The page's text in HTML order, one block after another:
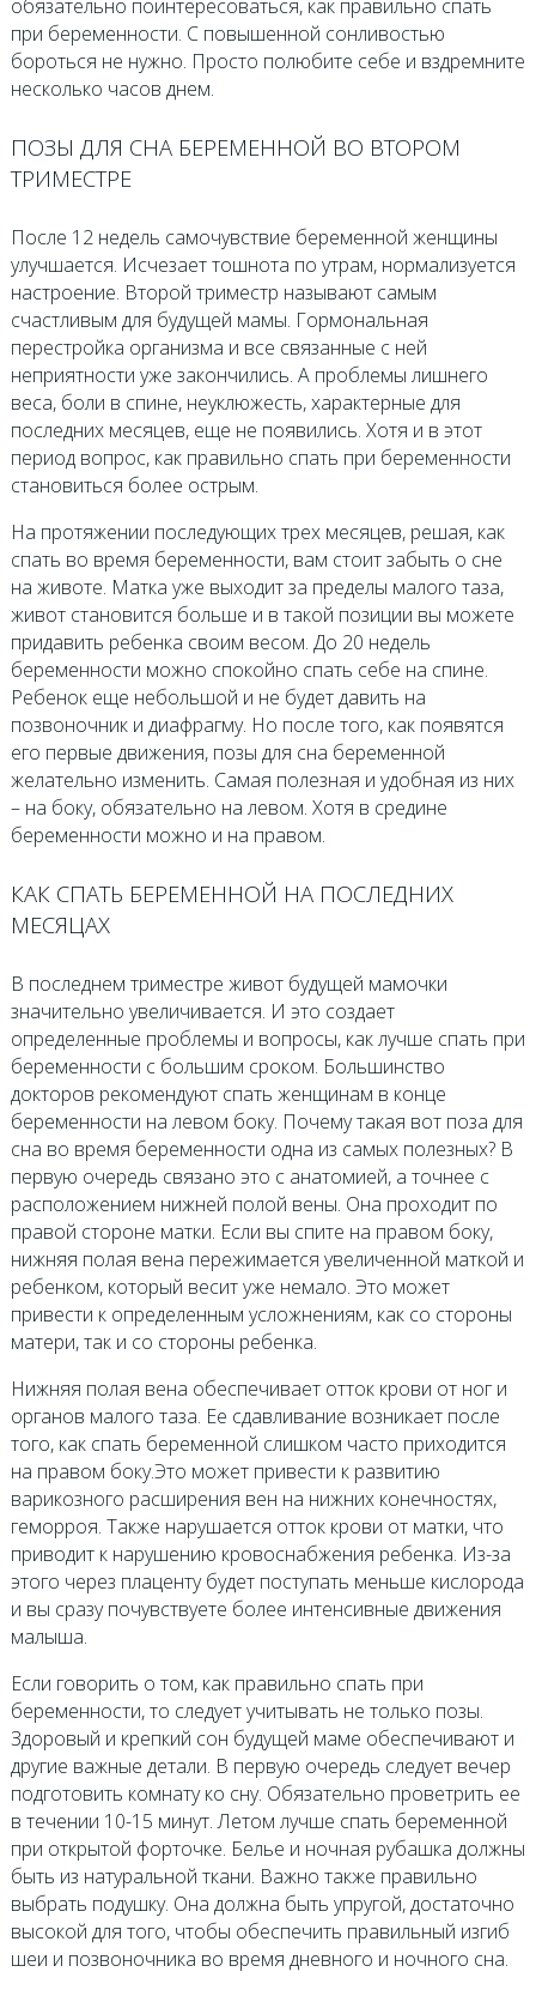
обязательно поинтересоваться, как правильно спать
при беременности. С повышенной сонливостью
бороться не нужно. Просто полюбите себе и вздремните
несколько часов днем.
ПОЗЫ ДЛЯ СНА БЕРЕМЕННОЙ ВО ВТОРОМ
ТРИМЕСТРЕ
После 12 недель самочувствие беременной женщины
улучшается. Исчезает тошнота по утрам, нормализуется
настроение. Второй триместр называют самым
счастливым для будущей мамы. Гормональная
перестройка организма и все связанные с ней
неприятности уже закончились. А проблемы лишнего
веса, боли в спине, неуклюжесть, характерные для
последних месяцев, еще не появились. Хотя и в этот
период вопрос, как правильно спать при беременности
становиться более острым.
На протяжении последующих трех месяцев, решая, как
спать во время беременности, вам стоит забыть о сне
на животе. Матка уже выходит за пределы малого таза,
живот становится больше и в такой позиции вы можете
придавить ребенка своим весом. До 20 недель
беременности можно спокойно спать себе на спине.
Ребенок еще небольшой и не будет давить на
позвоночник и диафрагму. Но после того, как появятся
его первые движения, позы для сна беременной
желательно изменить. Самая полезная и удобная из них
– на боку, обязательно на левом. Хотя в средине
беременности можно и на правом.
КАК СПАТЬ БЕРЕМЕННОЙ НА ПОСЛЕДНИХ
МЕСЯЦАХ
В последнем триместре живот будущей мамочки
значительно увеличивается. И это создает
определенные проблемы и вопросы, как лучше спать при
беременности с большим сроком. Большинство
докторов рекомендуют спать женщинам в конце
беременности на левом боку. Почему такая вот поза для
сна во время беременности одна из самых полезных? В
первую очередь связано это с анатомией, а точнее с
расположением нижней полой вены. Она проходит по
правой стороне матки. Если вы спите на правом боку,
нижняя полая вена пережимается увеличенной маткой и
ребенком, который весит уже немало. Это может
привести к определенным усложнениям, как со стороны
матери, так и со стороны ребенка.
Нижняя полая вена обеспечивает отток крови от ног и
органов малого таза. Ее сдавливание возникает после
того, как спать беременной слишком часто приходится
на правом боку.Это может привести к развитию
варикозного расширения вен на нижних конечностях,
геморроя. Также нарушается отток крови от матки, что
приводит к нарушению кровоснабжения ребенка. Из-за
этого через плаценту будет поступать меньше кислорода
и вы сразу почувствуете более интенсивные движения
малыша.
Если говорить о том, как правильно спать при
беременности, то следует учитывать не только позы.
Здоровый и крепкий сон будущей маме обеспечивают и
другие важные детали. В первую очередь следует вечер
подготовить комнату ко сну. Обязательно проветрить ее
в течении 10-15 минут. Летом лучше спать беременной
при открытой форточке. Белье и ночная рубашка должны
быть из натуральной ткани. Важно также правильно
выбрать подушку. Она должна быть упругой, достаточно
высокой для того, чтобы обеспечить правильный изгиб
шеи и позвоночника во время дневного и ночного сна.